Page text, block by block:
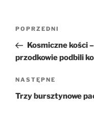
Nawigacja
Poprzedni
wpis
POPRZEDNI
Kosmiczne kości
przodkowie podbili
Następny
wpis
NASTĘPNE
Trzy bursztynowe